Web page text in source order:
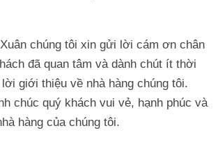
chúng tôi xin gửi lời cám ơn chân
đã quan tâm và dành chút ít thời
giới thiệu về nhà hàng chúng tôi.
chúc quý khách vui vẻ, hạnh phúc và
hàng của chúng tôi.